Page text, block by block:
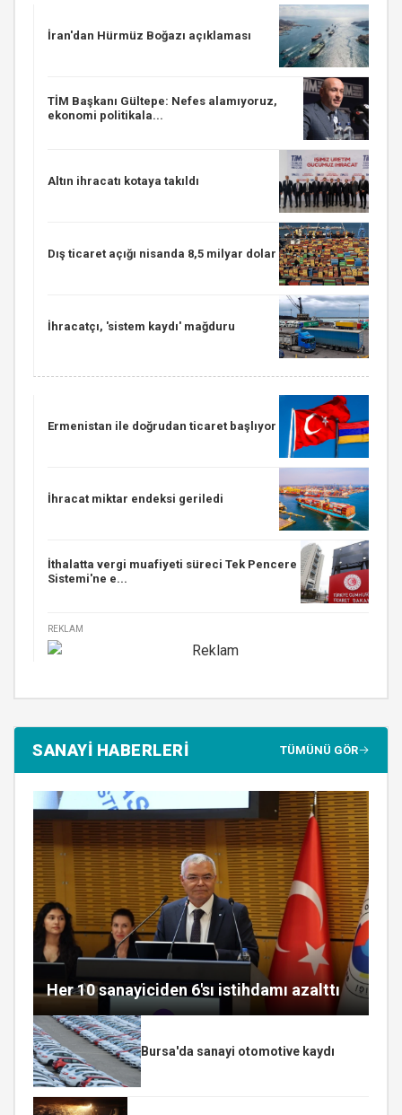
İran'dan Hürmüz Boğazı açıklaması
TİM Başkanı Gültepe: Nefes alamıyoruz,
ekonomi politikala...
Altın ihracatı kotaya takıldı
Dış ticaret açığı nisanda 8,5 milyar dolar
İhracatçı, 'sistem kaydı' mağduru
Ermenistan ile doğrudan ticaret başlıyor
İhracat miktar endeksi geriledi
İthalatta vergi muafiyeti süreci Tek Pencere
Sistemi'ne e...
REKLAM
SANAYİ HABERLERİ TÜMÜNÜ GÖR
Her 10 sanayiciden 6'sı istihdamı azalttı
Bursa'da sanayi otomotive kaydı